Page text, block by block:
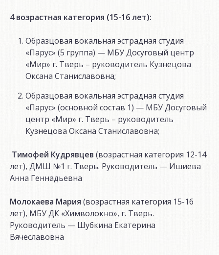
4 возрастная категория (15-16 лет):
Образцовая вокальная эстрадная студия
«Парус» (5 группа) — МБУ Досуговый центр
«Мир» г. Тверь – руководитель Кузнецова
Оксана Станиславовна;
Образцовая вокальная эстрадная студия
«Парус» (основной состав 1) — МБУ Досуговый
центр «Мир» г. Тверь – руководитель
Кузнецова Оксана Станиславовна;
Тимофей Кудрявцев (возрастная категория 12-14
лет), ДМШ №1 г. Тверь. Руководитель — Ишиева
Анна Геннадьевна
Молокаева Мария (возрастная категория 15-16
лет), МБУ ДК «Химволокно», г. Тверь.
Руководитель — Шубкина Екатерина
Вячеславовна